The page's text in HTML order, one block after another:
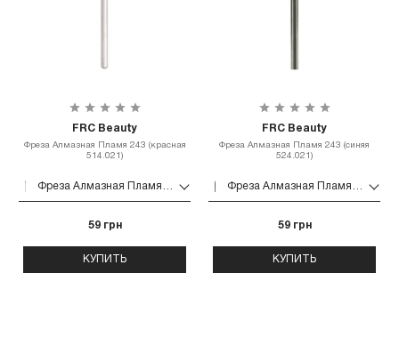
FRC Beauty
Фреза Алмазная Пламя 243 (красная
514.021)
Фреза Алмазная Пламя 243 (красная 514.021)
59 грн
КУПИТЬ
FRC Beauty
Фреза Алмазная Пламя 243 (синяя
524.021)
Фреза Алмазная Пламя 243 (синяя 524.021)
59 грн
КУПИТЬ